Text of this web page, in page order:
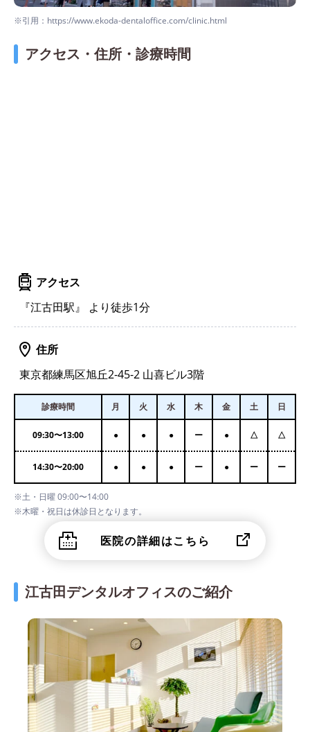
※引用：https://www.ekoda-dentaloffice.com/clinic.html
アクセス・住所・診療時間
アクセス
『江古田駅』 より徒歩1分
住所
東京都練馬区旭丘2-45-2 山喜ビル3階
診療時間 月 火 水 木 金 土 日
09:30〜13:00 ● ● ● ー ● △ △
14:30〜20:00 ● ● ● ー ● ー ー
※土・日曜 09:00〜14:00
※木曜・祝日は休診日となります。
医院の詳細はこちら
江古田デンタルオフィスのご紹介